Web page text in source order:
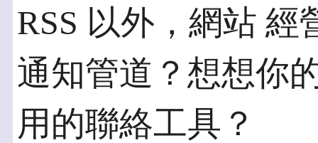
RSS 以外，網站
通知管道？想想你
用的聯絡工具？